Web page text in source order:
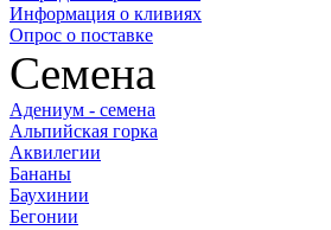
Информация о кливиях
Опрос о поставке
Семена
Адениум - семена
Альпийская горка
Аквилегии
Бананы
Баухинии
Бегонии